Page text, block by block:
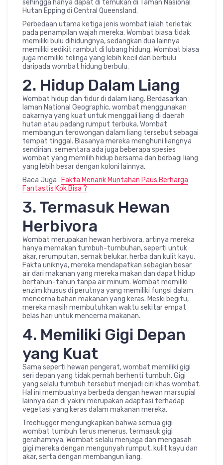
sehingga hanya dapat di temukan di Taman Nasional
Hutan Epping di Central Queensland.
Perbedaan utama ketiga jenis wombat ialah terletak
pada penampilan wajah mereka. Wombat biasa tidak
memiliki bulu dihidungnya, sedangkan dua lainnya
memiliki sedikit rambut di lubang hidung. Wombat biasa
juga memiliki telinga yang lebih kecil dan berbulu
daripada wombat hidung berbulu.
2. Hidup Dalam Liang
Wombat hidup dan tidur di dalam liang. Berdasarkan
laman National Geographic, wombat menggunakan
cakarnya yang kuat untuk menggali liang di daerah
hutan atau padang rumput terbuka. Wombat
membangun terowongan dalam liang tersebut sebagai
tempat tinggal. Biasanya mereka menghuni liangnya
sendirian, sementara ada juga beberapa spesies
wombat yang memilih hidup bersama dan berbagi liang
yang lebih besar dengan koloni lainnya.
Baca Juga : Fakta Menarik Muntahan Paus Berharga
Fantastis Kok Bisa ?
3. Termasuk Hewan
Herbivora
Wombat merupakan hewan herbivora, artinya mereka
hanya memakan tumbuh-tumbuhan, seperti untuk
akar, rerumputan, semak belukar, herba dan kulit kayu.
Fakta uniknya, mereka mendapatkan sebagian besar
air dari makanan yang mereka makan dan dapat hidup
bertahun-tahun tanpa air minum. Wombat memiliki
enzim khusus di perutnya yang memiliki fungsi dalam
mencerna bahan makanan yang keras. Meski begitu,
mereka masih membutuhkan waktu sekitar empat
belas hari untuk mencerna makanan.
4. Memiliki Gigi Depan
yang Kuat
Sama seperti hewan pengerat, wombat memiliki gigi
seri depan yang tidak pernah berhenti tumbuh. Gigi
yang selalu tumbuh tersebut menjadi ciri khas wombat.
Hal ini membuatnya berbeda dengan hewan marsupial
lainnya dan di yakini merupakan adaptasi terhadap
vegetasi yang keras dalam makanan mereka.
Treehugger mengungkapkan bahwa semua gigi
wombat tumbuh terus menerus, termasuk gigi
gerahamnya. Wombat selalu menjaga dan mengasah
gigi mereka dengan mengunyah rumput, kulit kayu dan
akar, serta dengan membangun liang.